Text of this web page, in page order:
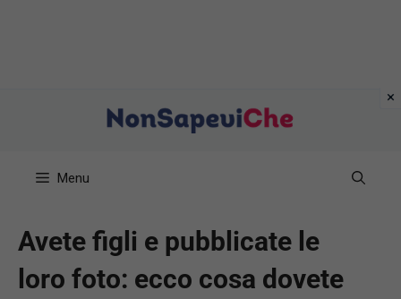
Menu
Avete figli e pubblicate le
loro foto: ecco cosa dovete